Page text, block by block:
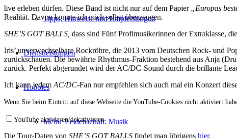
Tipps, Hinweise und Empfehlungen
Dienstleistungen
Hobbies
Meine Leidenschaft: Musik
live erleben dürfen. Diese Band ist nicht nur auf dem Papier „Europas
Realität. Davon konnte ich mich selbst überzeugen.
SHE’S GOT BALLS, dass sind Fünf Profimusikerinnen der Extraklasse,
Iris’ unverwechselbare Rockröhre, die 2013 vom Deutschen Rock- und
zurückschauen. Die bewährte Rhythmus-Fraktion bestehend aus Anja
zurück. Perfekt abgerundet wird der AC/DC-Sound durch die brillante
Ich kann jedemAC/DC-Fan nur empfehlen sich auch mal ein Konzert
Wenn Sie beim Eintritt auf diese Webseite die YouTube-Cookies nicht aktiviert
YouTube aktivieren/dekativieren
Die Tour-Daten von SHE’S GOT BALLS findet man übrigens hier.